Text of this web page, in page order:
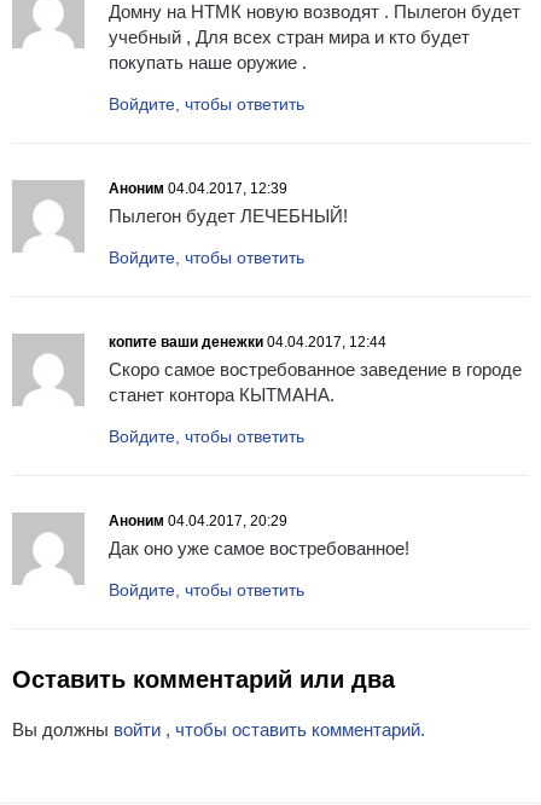
Домну на НТМК новую возводят . Пылегон будет
учебный , Для всех стран мира и кто будет
покупать наше оружие .
Войдите, чтобы ответить
Аноним 04.04.2017, 12:39
Пылегон будет ЛЕЧЕБНЫЙ!
Войдите, чтобы ответить
копите ваши денежки 04.04.2017, 12:44
Скоро самое востребованное заведение в городе
станет контора КЫТМАНА.
Войдите, чтобы ответить
Аноним 04.04.2017, 20:29
Дак оно уже самое востребованное!
Войдите, чтобы ответить
Оставить комментарий или два
Вы должны войти , чтобы оставить комментарий.